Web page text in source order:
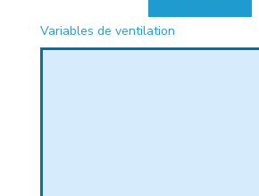
Variables de ventilation